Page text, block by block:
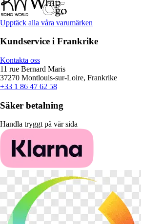
Upptäck alla våra varumärken
Kundservice i Frankrike
Kontakta oss
11 rue Bernard Maris
37270 Montlouis-sur-Loire, Frankrike
+33 1 86 47 62 58
Säker betalning
Handla tryggt på vår sida